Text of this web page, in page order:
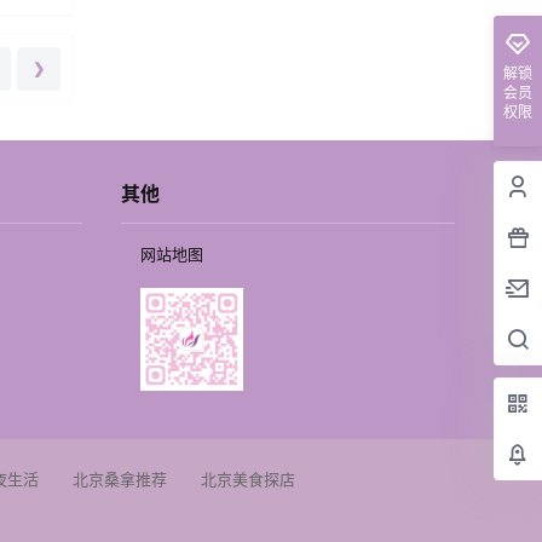
❯
解锁
会员
权限
其他
网站地图
生活 北京桑拿推荐 北京美食探店